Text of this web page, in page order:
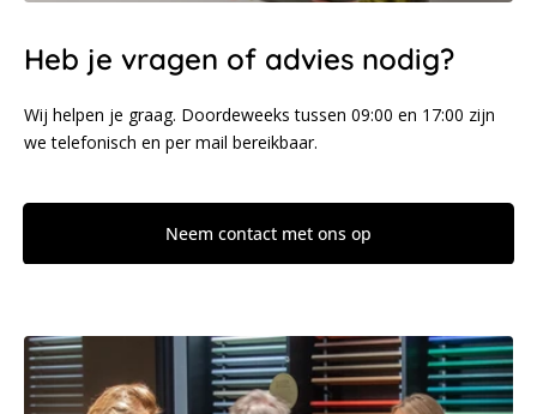
Heb je vragen of advies nodig?
Wij helpen je graag. Doordeweeks tussen 09:00 en 17:00 zijn
we telefonisch en per mail bereikbaar.
Neem contact met ons op